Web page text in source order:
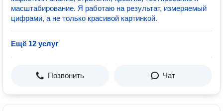
масштабирование. Я работаю на результат, измеряемый
цифрами, а не только красивой картинкой.
Ещё 12 услуг
Позвонить Чат